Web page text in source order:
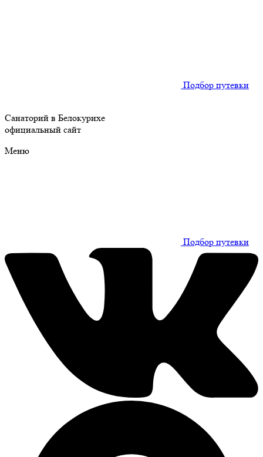
Подбор путевки
Санаторий в Белокурихе
официальный сайт
Меню
Подбор путевки